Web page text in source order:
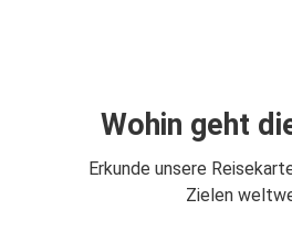
Wohin geht
Erkunde unsere
Zielen